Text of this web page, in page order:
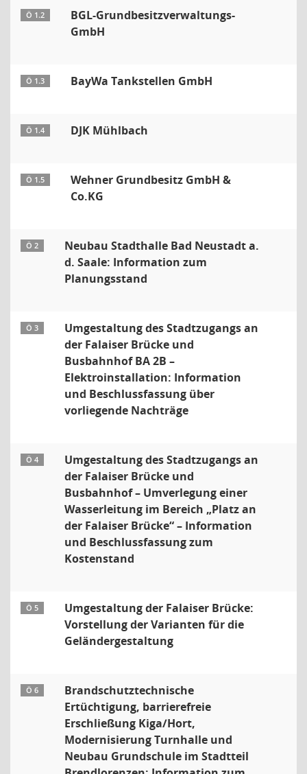
Ö 1.2
BGL-Grundbesitzverwaltungs-
GmbH
Ö 1.3 BayWa Tankstellen GmbH
Ö 1.4 DJK Mühlbach
Ö 1.5
Wehner Grundbesitz GmbH &
Co.KG
Ö 2
Neubau Stadthalle Bad Neustadt a.
d. Saale: Information zum
Planungsstand
Ö 3
Umgestaltung des Stadtzugangs an
der Falaiser Brücke und
Busbahnhof BA 2B –
Elektroinstallation: Information
und Beschlussfassung über
vorliegende Nachträge
Ö 4
Umgestaltung des Stadtzugangs an
der Falaiser Brücke und
Busbahnhof – Umverlegung einer
Wasserleitung im Bereich „Platz an
der Falaiser Brücke“ – Information
und Beschlussfassung zum
Kostenstand
Ö 5
Umgestaltung der Falaiser Brücke:
Vorstellung der Varianten für die
Geländergestaltung
Ö 6
Brandschutztechnische
Ertüchtigung, barrierefreie
Erschließung Kiga/Hort,
Modernisierung Turnhalle und
Neubau Grundschule im Stadtteil